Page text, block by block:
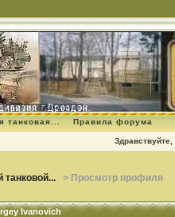
танковая... Правила форума
Здравствуйте,
танковой... > Просмотр профиля
Ivanovich